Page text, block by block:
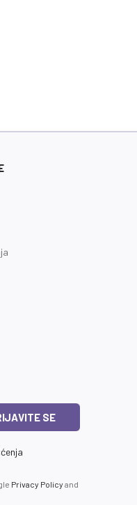
SE
Privacy Policy and